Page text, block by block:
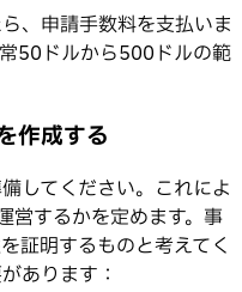
、申請手数料を支払いま
50ドルから500ドルの範
作成する
してください。これによ
営するかを定めます。事
証明するものと考えてく
あります：